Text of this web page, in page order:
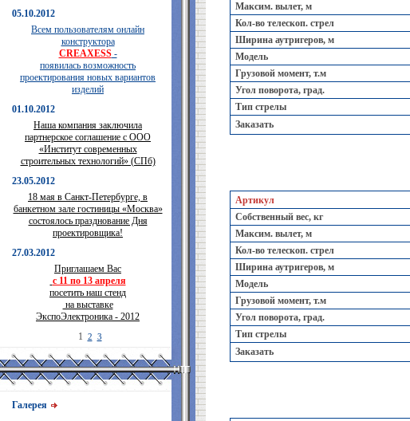
05.10.2012
Всем пользователям онлайн
конструктора
CREAXESS-
появилась возможность
проектирования новых вариантов
изделий
01.10.2012
Наша компания заключила
партнерское соглашение с ООО
«Институт современных
строительных технологий» (СПб)
23.05.2012
18 мая в Санкт-Петербурге, в
банкетном зале гостиницы «Москва»
состоялось празднование Дня
проектировщика!
27.03.2012
Приглашаем Вас
с 11 по 13 апреля
посетить наш стенд
на выставке
ЭкспоЭлектроника - 2012
1 2 3
Галерея
Максим. вылет, м
Кол-во телескоп. стрел
Ширина аутригеров, м
Модель
Грузовой момент, т.м
Угол поворота, град.
Тип стрелы
Заказать
Артикул
Собственный вес, кг
Максим. вылет, м
Кол-во телескоп. стрел
Ширина аутригеров, м
Модель
Грузовой момент, т.м
Угол поворота, град.
Тип стрелы
Заказать